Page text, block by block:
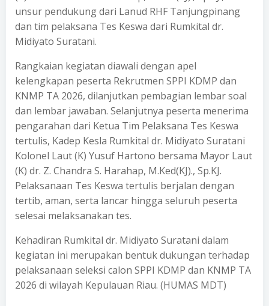
unsur pendukung dari Lanud RHF Tanjungpinang
dan tim pelaksana Tes Keswa dari Rumkital dr.
Midiyato Suratani.
Rangkaian kegiatan diawali dengan apel
kelengkapan peserta Rekrutmen SPPI KDMP dan
KNMP TA 2026, dilanjutkan pembagian lembar soal
dan lembar jawaban. Selanjutnya peserta menerima
pengarahan dari Ketua Tim Pelaksana Tes Keswa
tertulis, Kadep Kesla Rumkital dr. Midiyato Suratani
Kolonel Laut (K) Yusuf Hartono bersama Mayor Laut
(K) dr. Z. Chandra S. Harahap, M.Ked(KJ)., Sp.KJ.
Pelaksanaan Tes Keswa tertulis berjalan dengan
tertib, aman, serta lancar hingga seluruh peserta
selesai melaksanakan tes.
Kehadiran Rumkital dr. Midiyato Suratani dalam
kegiatan ini merupakan bentuk dukungan terhadap
pelaksanaan seleksi calon SPPI KDMP dan KNMP TA
2026 di wilayah Kepulauan Riau. (HUMAS MDT)